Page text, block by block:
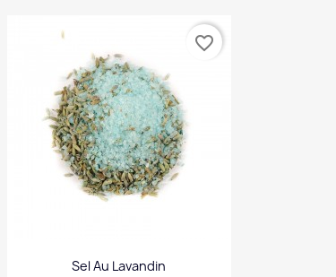
Sel Au Lavandin
favorite_border